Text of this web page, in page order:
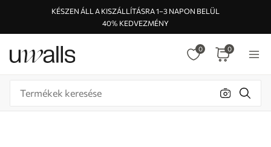
KÉSZEN ÁLL A KISZÁLLÍTÁSRA 1–3 NAPON BELÜL
40% KEDVEZMÉNY
0 0